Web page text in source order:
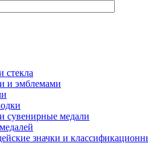
стекла
и эмблемами
сувенирные медали